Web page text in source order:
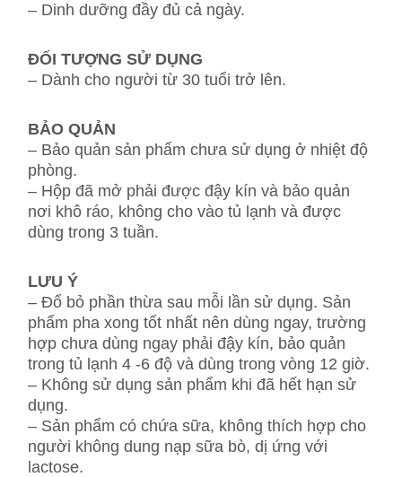
– Dinh dưỡng đầy đủ cả ngày.
ĐỐI TƯỢNG SỬ DỤNG
– Dành cho người từ 30 tuổi trở lên.
BẢO QUẢN
– Bảo quản sản phẩm chưa sử dụng ở nhiệt độ
phòng.
– Hộp đã mở phải được đậy kín và bảo quản
nơi khô ráo, không cho vào tủ lạnh và được
dùng trong 3 tuần.
LƯU Ý
– Đổ bỏ phần thừa sau mỗi lần sử dụng. Sản
phẩm pha xong tốt nhất nên dùng ngay, trường
hợp chưa dùng ngay phải đậy kín, bảo quản
trong tủ lạnh 4 -6 độ và dùng trong vòng 12 giờ.
– Không sử dụng sản phẩm khi đã hết hạn sử
dụng.
– Sản phẩm có chứa sữa, không thích hợp cho
người không dung nạp sữa bò, dị ứng với
lactose.